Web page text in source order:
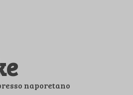
naporetano